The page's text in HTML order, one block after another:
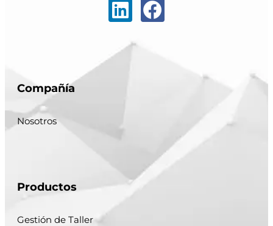
Compañía
Nosotros
Productos
Gestión de Taller